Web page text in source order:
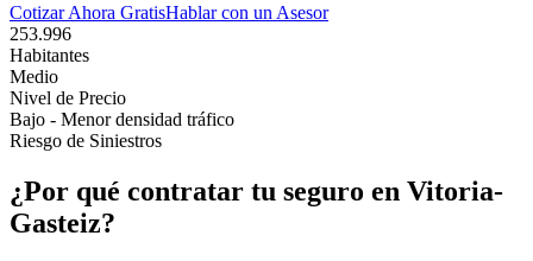
Cotizar Ahora GratisHablar con un Asesor
253.996
Habitantes
Medio
Nivel de Precio
Bajo - Menor densidad tráfico
Riesgo de Siniestros
¿Por qué contratar tu seguro en Vitoria-
Gasteiz?